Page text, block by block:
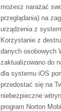
możesz narażać
przeglądania) na
urządzenia z
Korzystanie z
danych osobowych
zaktualizowano do
dla systemu iOS
przedostać się na
niebezpieczne
program Norton